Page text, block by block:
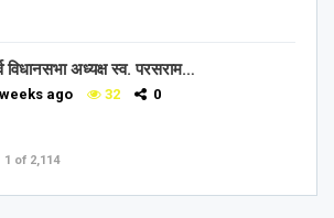
विधानसभा अध्यक्ष स्व. परसराम…
ago 32 0
1 of 2,114